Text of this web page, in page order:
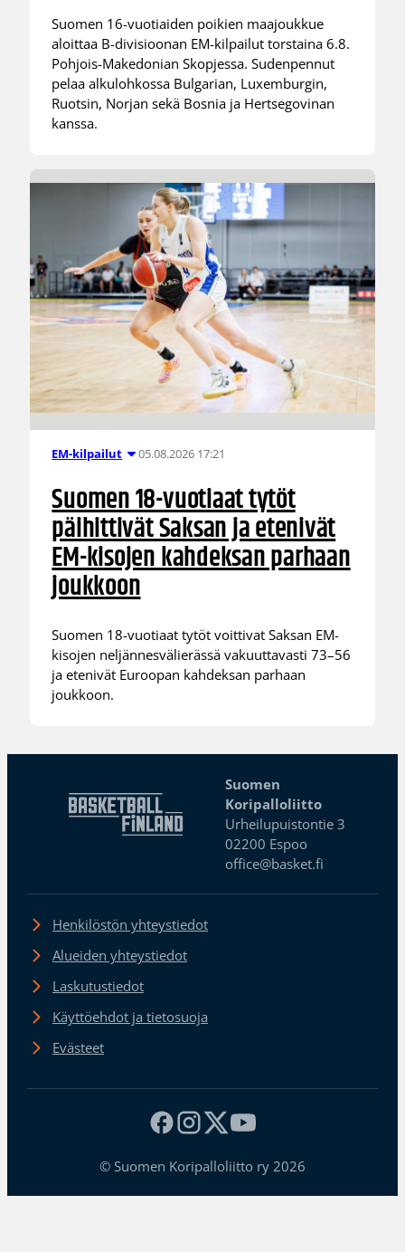
Suomen 16-vuotiaiden poikien maajoukkue
aloittaa B-divisioonan EM-kilpailut torstaina 6.8.
Pohjois-Makedonian Skopjessa. Sudenpennut
pelaa alkulohkossa Bulgarian, Luxemburgin,
Ruotsin, Norjan sekä Bosnia ja Hertsegovinan
kanssa.
EM-kilpailut 05.08.2026 17:21
Suomen 18-vuotiaat tytöt
päihittivät Saksan ja etenivät
EM-kisojen kahdeksan parhaan
joukkoon
Suomen 18-vuotiaat tytöt voittivat Saksan EM-
kisojen neljännesvälierässä vakuuttavasti 73–56
ja etenivät Euroopan kahdeksan parhaan
joukkoon.
Suomen
Koripalloliitto
Urheilupuistontie 3
02200 Espoo
office@basket.fi
Henkilöstön yhteystiedot
Alueiden yhteystiedot
Laskutustiedot
Käyttöehdot ja tietosuoja
Evästeet
© Suomen Koripalloliitto ry 2026